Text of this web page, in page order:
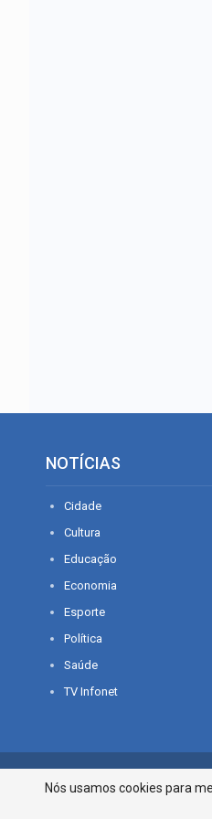
NOTÍCIAS
Cidade
Cultura
Educação
Economia
Esporte
Política
Saúde
TV Infonet
© 2026 - O que é notícia em
Nós usamos cookies para